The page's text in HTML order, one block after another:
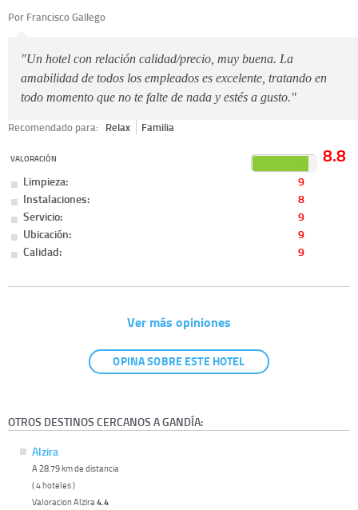
Por Francisco Gallego
"Un hotel con relación calidad/precio, muy buena. La
amabilidad de todos los empleados es excelente, tratando en
todo momento que no te falte de nada y estés a gusto."
Recomendado para: Relax Familia
VALORACIÓN 8.8
Limpieza:
9
Instalaciones:
8
Servicio:
9
Ubicación:
9
Calidad:
9
Ver más opiniones
OPINA SOBRE ESTE HOTEL
OTROS DESTINOS CERCANOS A GANDÍA:
Alzira
A 28.79 km de distancia
( 4 hoteles )
Valoracion Alzira4.4